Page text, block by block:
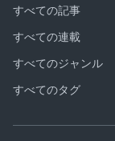
すべての記事
すべての連載
すべてのジャンル
すべてのタグ